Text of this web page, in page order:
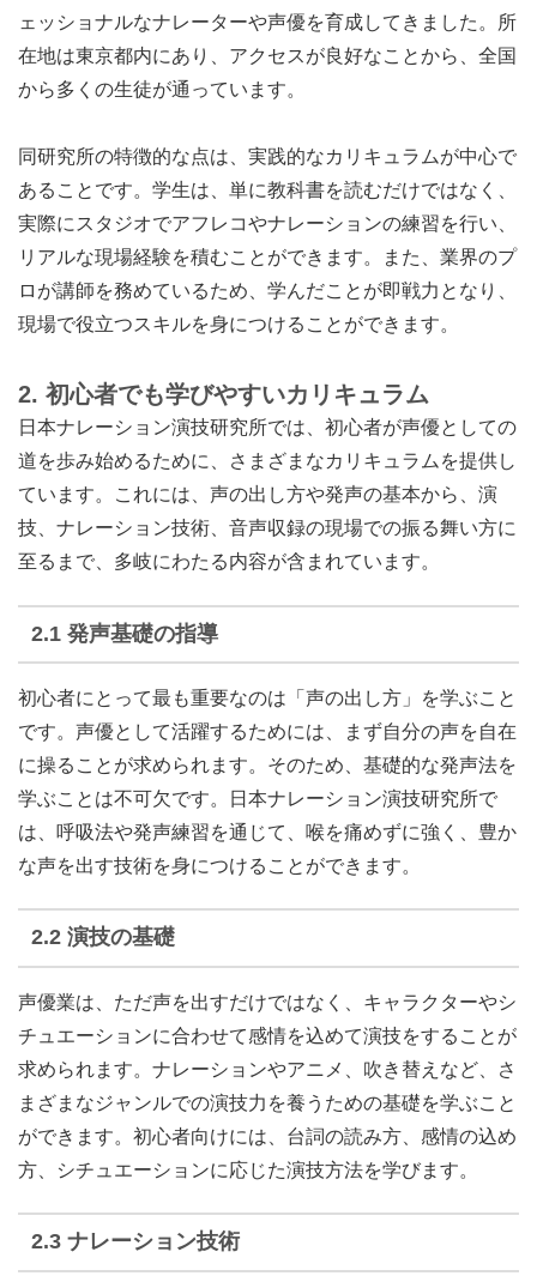
ェッショナルなナレーターや声優を育成してきました。所
在地は東京都内にあり、アクセスが良好なことから、全国
から多くの生徒が通っています。
同研究所の特徴的な点は、実践的なカリキュラムが中心で
あることです。学生は、単に教科書を読むだけではなく、
実際にスタジオでアフレコやナレーションの練習を行い、
リアルな現場経験を積むことができます。また、業界のプ
ロが講師を務めているため、学んだことが即戦力となり、
現場で役立つスキルを身につけることができます。
2. 初心者でも学びやすいカリキュラム
日本ナレーション演技研究所では、初心者が声優としての
道を歩み始めるために、さまざまなカリキュラムを提供し
ています。これには、声の出し方や発声の基本から、演
技、ナレーション技術、音声収録の現場での振る舞い方に
至るまで、多岐にわたる内容が含まれています。
2.1 発声基礎の指導
初心者にとって最も重要なのは「声の出し方」を学ぶこと
です。声優として活躍するためには、まず自分の声を自在
に操ることが求められます。そのため、基礎的な発声法を
学ぶことは不可欠です。日本ナレーション演技研究所で
は、呼吸法や発声練習を通じて、喉を痛めずに強く、豊か
な声を出す技術を身につけることができます。
2.2 演技の基礎
声優業は、ただ声を出すだけではなく、キャラクターやシ
チュエーションに合わせて感情を込めて演技をすることが
求められます。ナレーションやアニメ、吹き替えなど、さ
まざまなジャンルでの演技力を養うための基礎を学ぶこと
ができます。初心者向けには、台詞の読み方、感情の込め
方、シチュエーションに応じた演技方法を学びます。
2.3 ナレーション技術